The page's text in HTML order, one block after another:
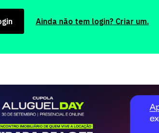
Ainda não tem login? Criar um.